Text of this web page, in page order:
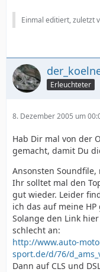
Einmal editiert, zuletzt
Erleuchteter
8. Dezember 2005 um
Hab Dir mal von der
gemacht, damit Du
Ansonsten
Ihr solltet mal den
gut wieder. Leider
ich das auf meine
Solange den Link
schlecht an:
http://www.auto-
sport.de/d/76/
Dann auf CLS und